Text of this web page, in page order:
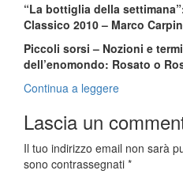
“La bottiglia della
Classico 2010 – Marco
Piccoli sorsi – Nozioni e
dell’enomondo: Rosato o
Continua a leggere
Lascia un
Il tuo indirizzo email non sarà
sono contrassegnati *